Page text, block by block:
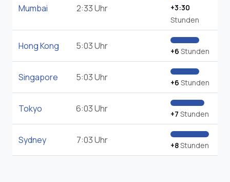
Mumbai 2:33 Uhr
+3:30
Stunden
Hong Kong 5:03 Uhr +6 Stunden
Singapore 5:03 Uhr +6 Stunden
Tokyo 6:03 Uhr +7 Stunden
Sydney 7:03 Uhr +8Stunden